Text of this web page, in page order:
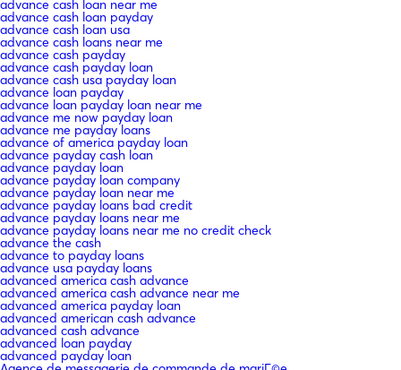
advance cash loan near me
advance cash loan payday
advance cash loan usa
advance cash loans near me
advance cash payday
advance cash payday loan
advance cash usa payday loan
advance loan payday
advance loan payday loan near me
advance me now payday loan
advance me payday loans
advance of america payday loan
advance payday cash loan
advance payday loan
advance payday loan company
advance payday loan near me
advance payday loans bad credit
advance payday loans near me
advance payday loans near me no credit check
advance the cash
advance to payday loans
advance usa payday loans
advanced america cash advance
advanced america cash advance near me
advanced america payday loan
advanced american cash advance
advanced cash advance
advanced loan payday
advanced payday loan